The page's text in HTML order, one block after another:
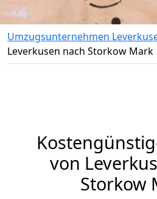
Umzugsunternehmen
Leverkusen nach Storkow Mark
von
Storkow